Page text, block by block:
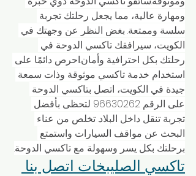
ومهارة عالية، مما يجعل رحلتك تجربة
سلسة وممتعة. بغض النظر عن وجهتك في
الكويت، سيرافقك تاكسي الدوحة في
رحلتك بكل احترافية وأمان.احرص دائمًا على
استخدام خدمة تاكسي موثوقة وذات سمعة
جيدة في الكويت، اتصل بتاكسي الدوحة
على الرقم 96630262 لتحظى بأفضل
تجربة تنقل داخل البلاد. تخلص من عناء
البحث عن مواقف السيارات واستمتع
برحلتك بكل يسر وسهولة مع تاكسي الدوحة.
تاكسي الصليبخات اتصل بنا